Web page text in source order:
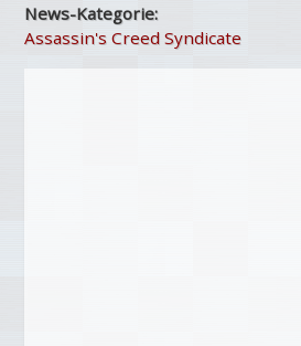
News-Kategorie:
Assassin's Creed Syndicate